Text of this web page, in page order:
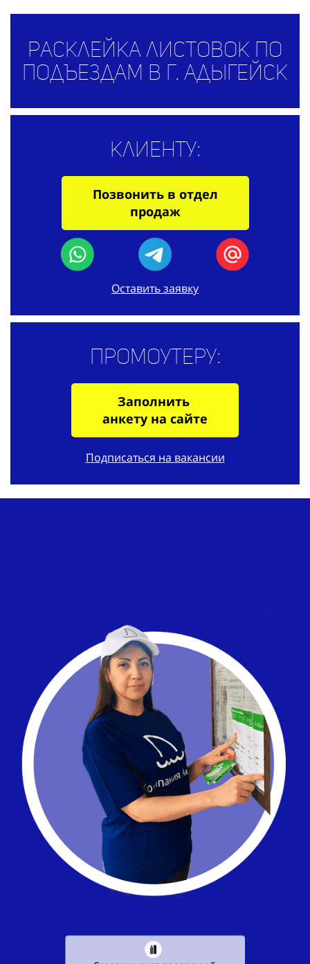
Расклейка листовок по
подъездам в г. Адыгейск
Клиенту:
Позвонить в отдел
продаж
Оставить заявку
Промоутеру:
Заполнить
анкету на сайте
Подписаться на вакансии